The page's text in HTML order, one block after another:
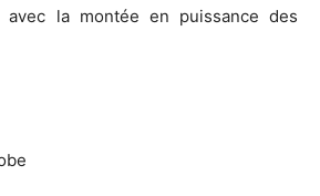
la montée en puissance des